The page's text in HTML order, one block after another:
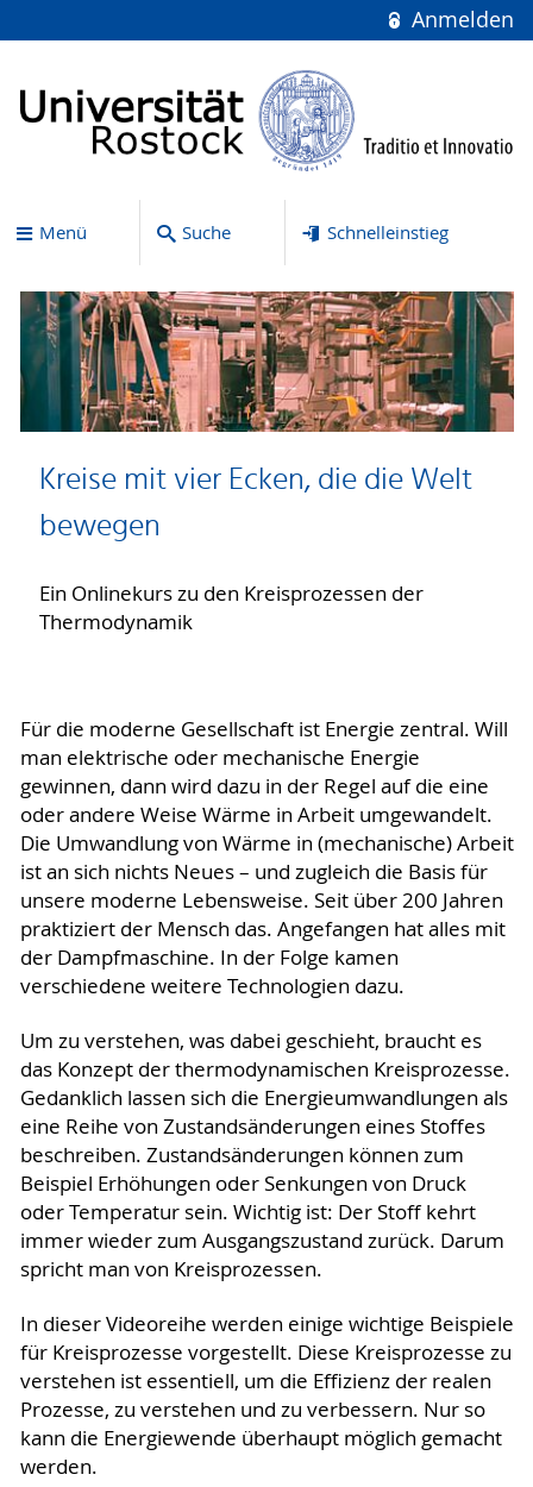
Anmelden
Menü Suche Schnelleinstieg
Kreise mit vier Ecken, die die Welt
bewegen
Ein Onlinekurs zu den Kreisprozessen der
Thermodynamik
Für die moderne Gesellschaft ist Energie zentral. Will
man elektrische oder mechanische Energie
gewinnen, dann wird dazu in der Regel auf die eine
oder andere Weise Wärme in Arbeit umgewandelt.
Die Umwandlung von Wärme in (mechanische) Arbeit
ist an sich nichts Neues – und zugleich die Basis für
unsere moderne Lebensweise. Seit über 200 Jahren
praktiziert der Mensch das. Angefangen hat alles mit
der Dampfmaschine. In der Folge kamen
verschiedene weitere Technologien dazu.
Um zu verstehen, was dabei geschieht, braucht es
das Konzept der thermodynamischen Kreisprozesse.
Gedanklich lassen sich die Energieumwandlungen als
eine Reihe von Zustandsänderungen eines Stoffes
beschreiben. Zustandsänderungen können zum
Beispiel Erhöhungen oder Senkungen von Druck
oder Temperatur sein. Wichtig ist: Der Stoff kehrt
immer wieder zum Ausgangszustand zurück. Darum
spricht man von Kreisprozessen.
In dieser Videoreihe werden einige wichtige Beispiele
für Kreisprozesse vorgestellt. Diese Kreisprozesse zu
verstehen ist essentiell, um die Effizienz der realen
Prozesse, zu verstehen und zu verbessern. Nur so
kann die Energiewende überhaupt möglich gemacht
werden.